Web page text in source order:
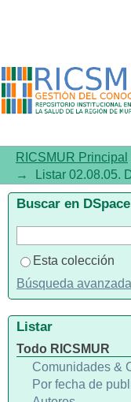
Listar
RICSMUR Principal
→
Listar 02.08.05.
Buscar en DSpace
Esta colección
Búsqueda avanzada
Listar
Todo RICSMUR
Comunidades &
Por fecha de